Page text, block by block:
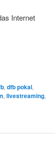
Internet
, dfb pokal,
, livestreaming,